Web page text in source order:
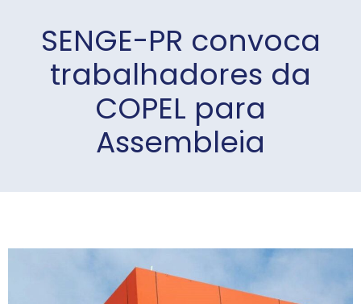
SENGE-PR convoca
trabalhadores da
COPEL para
Assembleia